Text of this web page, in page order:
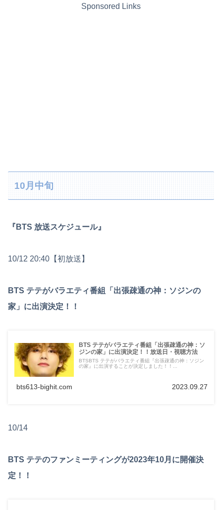
Sponsored Links
10月中旬
『BTS 放送スケジュール』
10/12 20:40【初放送】
BTS テテがバラエティ番組「出張疎通の神：ソジンの
家」に出演決定！！
BTS テテがバラエティ番組「出張疎通の神：ソ
ジンの家」に出演決定！！放送日・視聴方法
BTSBTS テテがバラエティ番組『出張疎通の神：ソジン
の家』に出演することが決定しました！！...
bts613-bighit.com 2023.09.27
10/14
BTS テテのファンミーティングが2023年10月に開催決
定！！